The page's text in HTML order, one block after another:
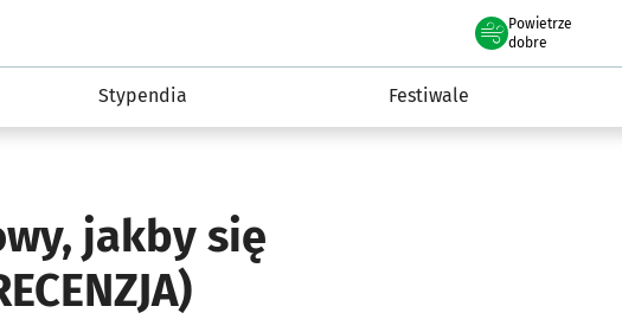
Kultura
Powietrze
we Wrocławiu
dobre
Stypendia Festiwale
jakby się